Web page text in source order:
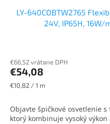
LY-640COBTW2765
24V, IP65H,
€66,52 vrátane DPH
€54,08
Jednotková
€10,82 / 1 m
Objavte špičkové osvetlenie s
ktorý kombinuje vysoký